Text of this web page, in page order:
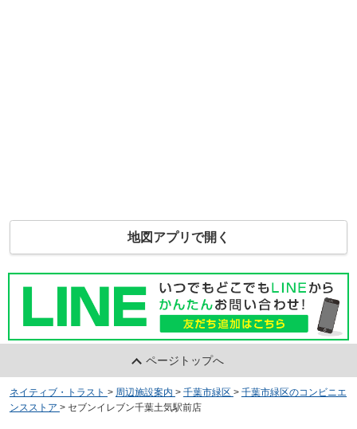
地図アプリで開く
ページトップへ
ネイティブ・トラスト > 周辺施設案内 > 千葉市緑区 > 千葉市緑区のコンビニエ
ンスストア > セブンイレブン千葉土気駅前店